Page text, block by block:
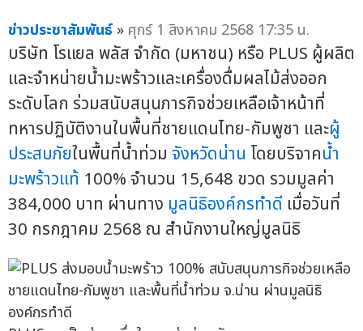
ข่าวประชาสัมพันธ์ » ศุกร์ 1 สิงหาคม 2568 17:35 น.
บริษัท โรแยล พลัส จำกัด (มหาชน) หรือ PLUS ผู้ผลิต
และจำหน่ายน้ำมะพร้าวและเครื่องดื่มผลไม้ส่งออก
ระดับโลก ร่วมสนับสนุนภารกิจช่วยเหลือเจ้าหน้าที่
ทหารปฏิบัติงานในพื้นที่ชายแดนไทย-กัมพูชา และผู้
ประสบภัยในพื้นที่น้ำท่วม จังหวัดน่าน โดยบริจาคน้ำ
มะพร้าวแท้ 100% จำนวน 15,648 ขวด รวมมูลค่า
384,000 บาท ผ่านทาง มูลนิธิองค์กรทำดี เมื่อวันที่
30 กรกฎาคม 2568 ณ สำนักงานใหญ่มูลนิธิ